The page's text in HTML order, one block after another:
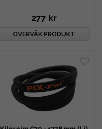
277 kr
OVERVÅK PRODUKT